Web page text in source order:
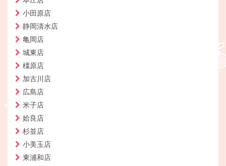
小田原店
静岡清水店
亀岡店
城東店
橿原店
加古川店
広島店
米子店
姶良店
杉並店
小美玉店
東浦和店